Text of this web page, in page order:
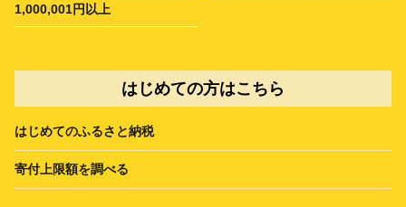
1,000,001円以上
はじめての方はこちら
はじめてのふるさと納税
寄付上限額を調べる